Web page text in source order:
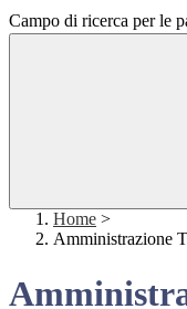
Campo di ricerca per le
Home >
Amministrazione